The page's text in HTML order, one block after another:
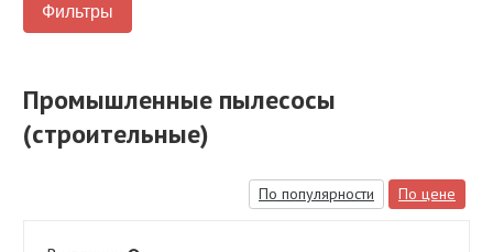
Фильтры
Промышленные пылесосы
(строительные)
По популярности По цене